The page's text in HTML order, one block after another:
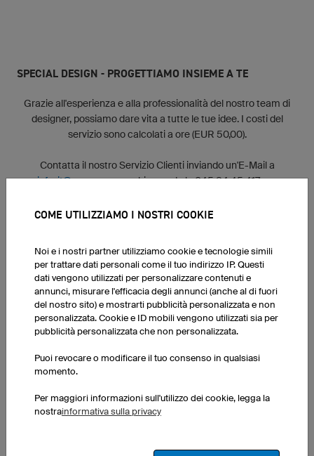
SPECIAL DESIGN - PROGETTIAMO INSIEME A TE
Grazie all'esperienza e alla professionalità del nostro team di
designer, possiamo dare vita a tutte le tue idee. I costi del
servizio sono calcolati a ore (EUR 50,00).
Contatta il nostro Servizio Clienti inviando un'E-Mail a
info-it@owayo.como chiamando lo 045 84 45 417 per
COME UTILIZZIAMO I NOSTRI COOKIE
Noi e i nostri partner utilizziamo cookie e tecnologie simili
per trattare dati personali come il tuo indirizzo IP. Questi
dati vengono utilizzati per personalizzare contenuti e
annunci, misurare l'efficacia degli annunci (anche al di fuori
del nostro sito) e mostrarti pubblicità personalizzata e non
personalizzata. Cookie e ID mobili vengono utilizzati sia per
pubblicità personalizzata che non personalizzata.
Puoi revocare o modificare il tuo consenso in qualsiasi
momento.
Per maggiori informazioni sull'utilizzo dei cookie, legga la
nostrainformativa sulla privacy